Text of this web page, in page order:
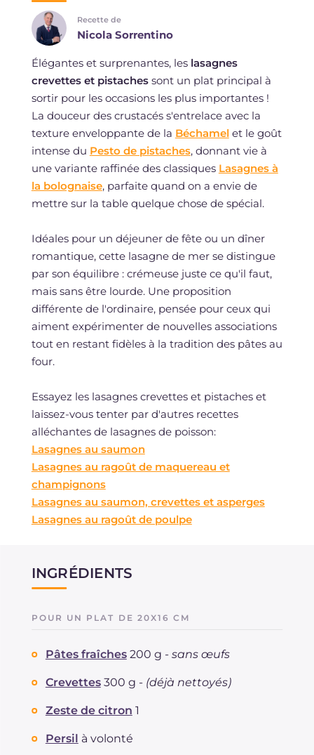
Recette de
Nicola Sorrentino
Élégantes et surprenantes, les lasagnes
crevettes et pistachessont un plat principal à
sortir pour les occasions les plus importantes !
La douceur des crustacés s'entrelace avec la
texture enveloppante de la Béchamelet le goût
intense du Pesto de pistaches, donnant vie à
une variante raffinée des classiques Lasagnes à
la bolognaise, parfaite quand on a envie de
mettre sur la table quelque chose de spécial.
Idéales pour un déjeuner de fête ou un dîner
romantique, cette lasagne de mer se distingue
par son équilibre : crémeuse juste ce qu'il faut,
mais sans être lourde. Une proposition
différente de l'ordinaire, pensée pour ceux qui
aiment expérimenter de nouvelles associations
tout en restant fidèles à la tradition des pâtes au
four.
Essayez les lasagnes crevettes et pistaches et
laissez-vous tenter par d'autres recettes
alléchantes de lasagnes de poisson:
Lasagnes au saumon
Lasagnes au ragoût de maquereau et
champignons
Lasagnes au saumon, crevettes et asperges
Lasagnes au ragoût de poulpe
INGRÉDIENTS
POUR UN PLAT DE 20X16 CM
Pâtes fraîches 200 g - sans œufs
Crevettes 300 g - (déjà nettoyés)
Zeste de citron 1
Persil à volonté